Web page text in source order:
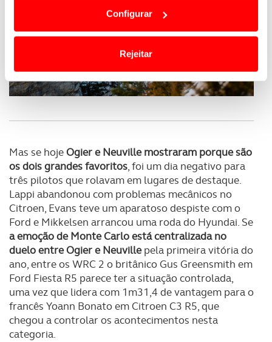
termos e a todo o tempo as suas preferências e limitando
o acesso a informações durante a navegação no
personalizar conteúdos e anúncios, para lhe proporcionar
analisar dados de navegação no nosso website.
Adicionalmente partilhamos informação, relativa à sua
utilização do nosso site de publicidade e de análise, com
parceiros e organizações na UE e em países terceiros.
O ACP garantirá que as transferências internacionais de
dados pessoais serão realizadas apenas com o seu
consentimento e quando tal se afigure estritamente
necessário no contexto dos serviços a prestar.
Realçamos que o bloqueio de certo tipo de Cookies e
tecnologias similares pode ter impacto na sua
experiência de navegação no Website e nos serviços
disponibilizados.
Configurar
Rejeitar
Mas se hojeOgier e Neuville mostraram porque são
os dois grandes favoritos, foi um dia negativo para
três pilotos que rolavam em lugares de destaque.
Lappi abandonou com problemas mecânicos no
Citroen, Evans teve um aparatoso despiste com o
Ford e Mikkelsen arrancou uma roda do Hyundai. Se
a emoção de Monte Carlo está centralizada no
duelo entre Ogier e Neuvillepela primeira vitória do
ano, entre os WRC 2 o britânico Gus Greensmith em
Ford Fiesta R5 parece ter a situação controlada,
uma vez que lidera com 1m31,4 de vantagem para o
francês Yoann Bonato em Citroen C3 R5, que
chegou a controlar os acontecimentos nesta
categoria.